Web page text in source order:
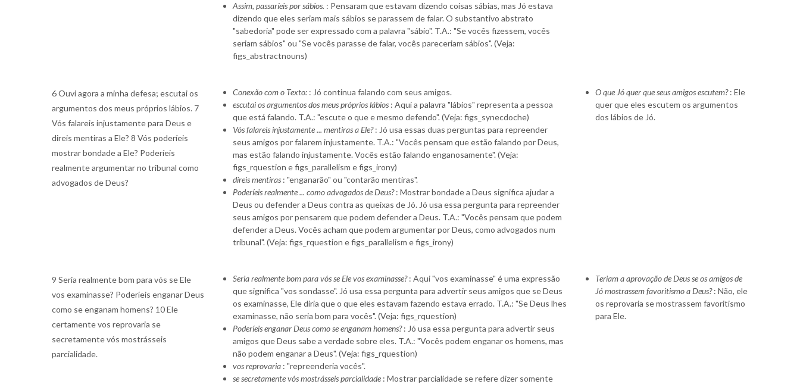
Assim, passaríeis por sábios. : Pensaram que estavam dizendo coisas sábias, mas Jó estava
dizendo que eles seriam mais sábios se parassem de falar. O substantivo abstrato
"sabedoria" pode ser expressado com a palavra "sábio". T.A.: "Se vocês fizessem, vocês
seriam sábios" ou "Se vocês parasse de falar, vocês pareceriam sábios". (Veja:
figs_abstractnouns)
6 Ouvi agora a minha defesa; escutai os
argumentos dos meus próprios lábios. 7
Vós falareis injustamente para Deus e
direis mentiras a Ele? 8 Vós poderíeis
mostrar bondade a Ele? Poderíeis
realmente argumentar no tribunal como
advogados de Deus?
Conexão com o Texto: : Jó continua falando com seus amigos.
escutai os argumentos dos meus próprios lábios : Aqui a palavra "lábios" representa a pessoa
que está falando. T.A.: "escute o que e mesmo defendo". (Veja: figs_synecdoche)
Vós falareis injustamente ... mentiras a Ele?: Jó usa essas duas perguntas para repreender
seus amigos por falarem injustamente. T.A.: "Vocês pensam que estão falando por Deus,
mas estão falando injustamente. Vocês estão falando enganosamente". (Veja:
figs_rquestion e figs_parallelism e figs_irony)
direis mentiras : "enganarão" ou "contarão mentiras".
Poderíeis realmente ... como advogados de Deus?: Mostrar bondade a Deus significa ajudar a
Deus ou defender a Deus contra as queixas de Jó. Jó usa essa pergunta para repreender
seus amigos por pensarem que podem defender a Deus. T.A.: "Vocês pensam que podem
defender a Deus. Vocês acham que podem argumentar por Deus, como advogados num
tribunal". (Veja: figs_rquestion e figs_parallelism e figs_irony)
O que Jó quer que seus amigos escutem?: Ele
quer que eles escutem os argumentos
dos lábios de Jó.
9 Seria realmente bom para vós se Ele
vos examinasse? Poderíeis enganar Deus
como se enganam homens? 10 Ele
certamente vos reprovaria se
secretamente vós mostrásseis
parcialidade.
Seria realmente bom para vós se Ele vos examinasse?: Aqui "vos examinasse" é uma expressão
que significa "vos sondasse". Jó usa essa pergunta para advertir seus amigos que se Deus
os examinasse, Ele diria que o que eles estavam fazendo estava errado. T.A.: "Se Deus lhes
examinasse, não seria bom para vocês". (Veja: figs_rquestion)
Poderíeis enganar Deus como se enganam homens?: Jó usa essa pergunta para advertir seus
amigos que Deus sabe a verdade sobre eles. T.A.: "Vocês podem enganar os homens, mas
não podem enganar a Deus". (Veja: figs_rquestion)
vos reprovaria : "repreenderia vocês".
se secretamente vós mostrásseis parcialidade : Mostrar parcialidade se refere dizer somente
Teriam a aprovação de Deus se os amigos de
Jó mostrassem favoritismo a Deus?: Não, ele
os reprovaria se mostrassem favoritismo
para Ele.